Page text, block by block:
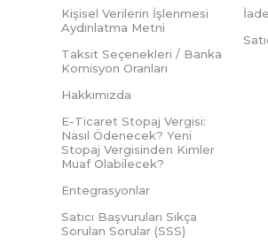
Kişisel Verilerin İşlenmesi
Aydınlatma Metni
Taksit Seçenekleri / Banka
Komisyon Oranları
Hakkımızda
E-Ticaret Stopaj Vergisi:
Nasıl Ödenecek? Yeni
Stopaj Vergisinden Kimler
Muaf Olabilecek?
Entegrasyonlar
Satıcı Başvuruları Sıkça
Sorulan Sorular (SSS)